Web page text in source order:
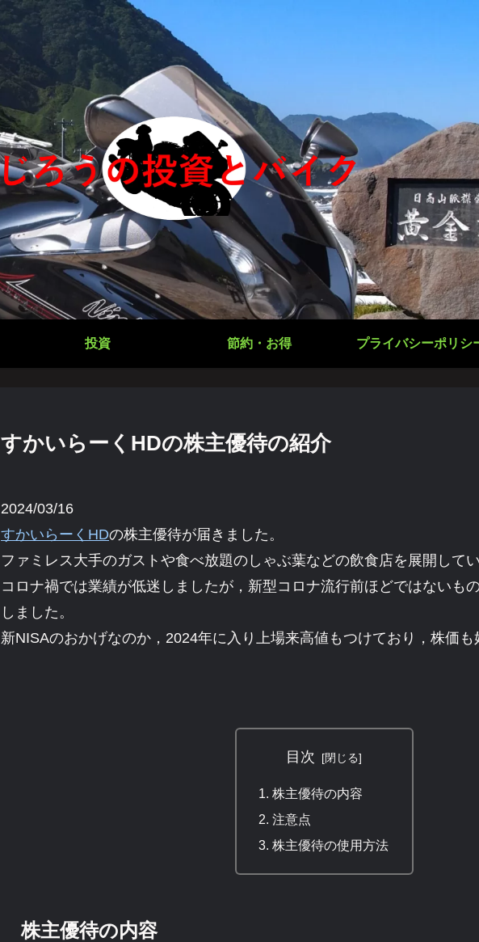
投資 節約・お得 プライバシーポリシ
すかいらーくHDの株主優待の紹介
2024/03/16
すかいらーくHDの株主優待が届きました。
ファミレス大手のガストや食べ放題のしゃぶ葉などの飲食店を展開してい
コロナ禍では業績が低迷しましたが，新型コロナ流行前ほどではないも
しました。
新NISAのおかげなのか，2024年に入り上場来高値もつけており，株価も
目次
株主優待の内容
注意点
株主優待の使用方法
株主優待の内容